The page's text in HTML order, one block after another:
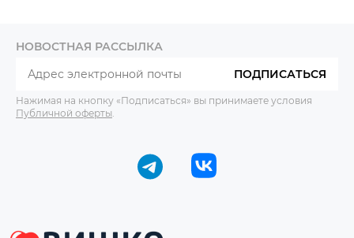
НОВОСТНАЯ РАССЫЛКА
ПОДПИСАТЬСЯ
Нажимая на кнопку «Подписаться» вы принимаете условия
Публичной оферты